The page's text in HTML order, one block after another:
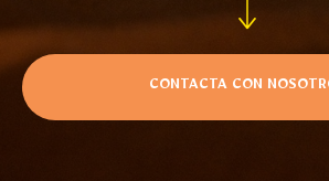
CONTACTA CON